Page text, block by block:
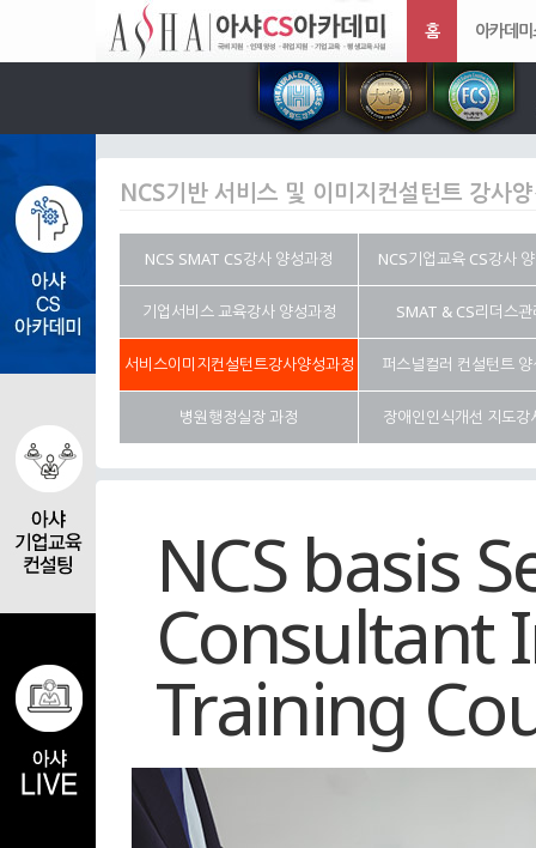
홈 아카데
NCS기반 서비스 및 이미지컨설턴트 강사
NCS SMAT CS강사 양성과정 NCS기업교육 CS강사
기업서비스 교육강사 양성과정 SMAT & CS리더스관
서비스이미지컨설턴트강사양성과정 퍼스널컬러 컨설턴트
병원행정실장 과정 장애인인식개선 지도강
NCS basis
Consultant
Training